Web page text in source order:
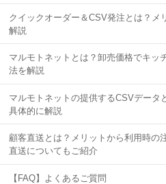
クイックオーダー＆CSV発注とは？メ
解説
マルモトネットとは？卸売価格でキッ
法を解説
マルモトネットの提供するCSVデータ
具体的に解説
顧客直送とは？メリットから利用時の
直送についてもご紹介
【FAQ】よくあるご質問